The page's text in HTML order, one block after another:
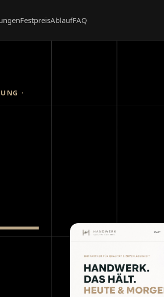
FestpreisAblaufFAQ
·